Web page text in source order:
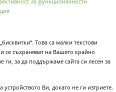
Това са малки текстови
се съхраняват на Вашето крайно
ги, за да поддържаме сайта си лесен за
устройството Ви, докато не ги изтриете.